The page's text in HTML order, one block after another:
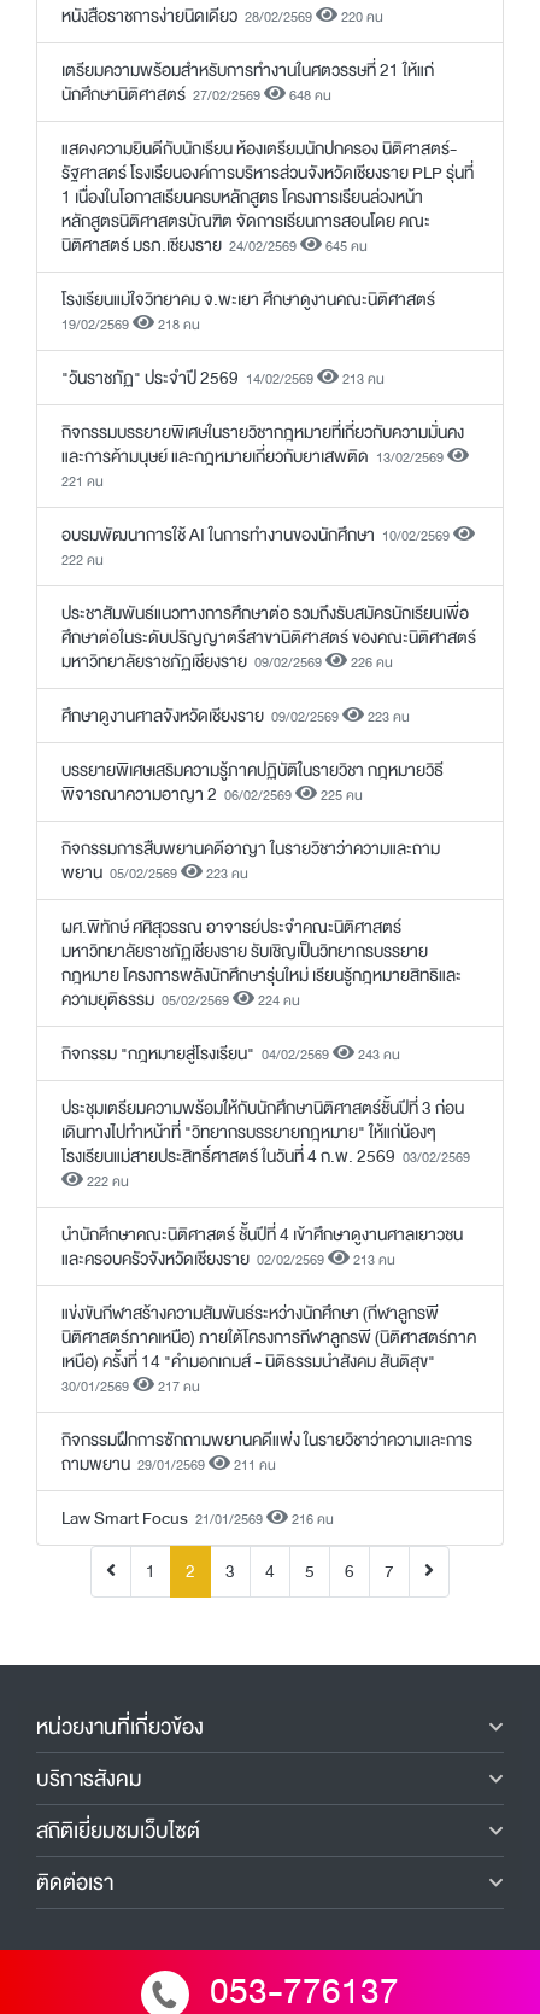
หนังสือราชการง่ายนิดเดียว 28/02/2569 220 คน
เตรียมความพร้อมสำหรับการทำงานในศตวรรษที่ 21 ให้แก่
นักศึกษานิติศาสตร์ 27/02/2569 648 คน
แสดงความยินดีกับนักเรียน ห้องเตรียมนักปกครอง นิติศาสตร์-
รัฐศาสตร์ โรงเรียนองค์การบริหารส่วนจังหวัดเชียงราย PLP รุ่นที่
1 เนื่องในโอกาสเรียนครบหลักสูตร โครงการเรียนล่วงหน้า
หลักสูตรนิติศาสตรบัณฑิต จัดการเรียนการสอนโดย คณะ
นิติศาสตร์ มรภ.เชียงราย 24/02/2569 645 คน
โรงเรียนแม่ใจวิทยาคม จ.พะเยา ศึกษาดูงานคณะนิติศาสตร์
19/02/2569 218 คน
"วันราชภัฏ" ประจำปี 2569 14/02/2569 213 คน
กิจกรรมบรรยายพิเศษในรายวิชากฎหมายที่เกี่ยวกับความมั่นคง
และการค้ามนุษย์ และกฎหมายเกี่ยวกับยาเสพติด 13/02/2569
221 คน
อบรมพัฒนาการใช้ AI ในการทำงานของนักศึกษา 10/02/2569
222 คน
ประชาสัมพันธ์แนวทางการศึกษาต่อ รวมถึงรับสมัครนักเรียนเพื่อ
ศึกษาต่อในระดับปริญญาตรีสาขานิติศาสตร์ ของคณะนิติศาสตร์
มหาวิทยาลัยราชภัฏเชียงราย 09/02/2569 226 คน
ศึกษาดูงานศาลจังหวัดเชียงราย 09/02/2569 223 คน
บรรยายพิเศษเสริมความรู้ภาคปฏิบัติในรายวิชา กฎหมายวิธี
พิจารณาความอาญา 2 06/02/2569 225 คน
กิจกรรมการสืบพยานคดีอาญา ในรายวิชาว่าความและถาม
พยาน 05/02/2569 223 คน
ผศ.พิทักษ์ ศศิสุวรรณ อาจารย์ประจำคณะนิติศาสตร์
มหาวิทยาลัยราชภัฏเชียงราย รับเชิญเป็นวิทยากรบรรยาย
กฎหมาย โครงการพลังนักศึกษารุ่นใหม่ เรียนรู้กฎหมายสิทธิและ
ความยุติธรรม 05/02/2569 224 คน
กิจกรรม "กฎหมายสู่โรงเรียน" 04/02/2569 243 คน
ประชุมเตรียมความพร้อมให้กับนักศึกษานิติศาสตร์ชั้นปีที่ 3 ก่อน
เดินทางไปทำหน้าที่ "วิทยากรบรรยายกฎหมาย" ให้แก่น้องๆ
โรงเรียนแม่สายประสิทธิ์ศาสตร์ ในวันที่ 4 ก.พ. 2569 03/02/2569
222 คน
นำนักศึกษาคณะนิติศาสตร์ ชั้นปีที่ 4 เข้าศึกษาดูงานศาลเยาวชน
และครอบครัวจังหวัดเชียงราย 02/02/2569 213 คน
แข่งขันกีฬาสร้างความสัมพันธ์ระหว่างนักศึกษา (กีฬาลูกรพี
นิติศาสตร์ภาคเหนือ) ภายใต้โครงการกีฬาลูกรพี (นิติศาสตร์ภาค
เหนือ) ครั้งที่ 14 "คำมอกเกมส์ - นิติธรรมนำสังคม สันติสุข"
30/01/2569 217 คน
กิจกรรมฝึกการซักถามพยานคดีแพ่ง ในรายวิชาว่าความและการ
ถามพยาน 29/01/2569 211 คน
Law Smart Focus 21/01/2569 216 คน
1 2 (current)
3 4 5 6 7
หน่วยงานที่เกี่ยวข้อง
บริการสังคม
สถิติเยี่ยมชมเว็บไซต์
ติดต่อเรา
053-776137